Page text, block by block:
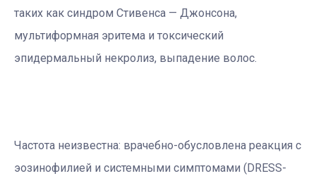
таких как синдром Стивенса — Джонсона,
мультиформная эритема и токсический
эпидермальный некролиз, выпадение волос.
Частота неизвестна: врачебно-обусловлена ​​реакция с
эозинофилией и системными симптомами (DRESS-